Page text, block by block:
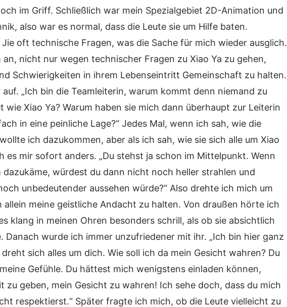
im Griff. Schließlich war mein Spezialgebiet 2D-Animation und
also war es normal, dass die Leute sie um Hilfe baten.
oft technische Fragen, was die Sache für mich wieder ausglich.
nicht nur wegen technischer Fragen zu Xiao Ya zu gehen,
Schwierigkeiten in ihrem Lebenseintritt Gemeinschaft zu halten.
„Ich bin die Teamleiterin, warum kommt denn niemand zu
Xiao Ya? Warum haben sie mich dann überhaupt zur Leiterin
in eine peinliche Lage?“ Jedes Mal, wenn ich sah, wie die
ich dazukommen, aber als ich sah, wie sie sich alle um Xiao
es mir sofort anders. „Du stehst ja schon im Mittelpunkt. Wenn
würdest du dann nicht noch heller strahlen und
unbedeutender aussehen würde?“ Also drehte ich mich um
allein meine geistliche Andacht zu halten. Von draußen hörte ich
klang in meinen Ohren besonders schrill, als ob sie absichtlich
Danach wurde ich immer unzufriedener mit ihr. „Ich bin hier ganz
sich alles um dich. Wie soll ich da mein Gesicht wahren? Du
Gefühle. Du hättest mich wenigstens einladen können,
zu geben, mein Gesicht zu wahren! Ich sehe doch, dass du mich
respektierst.“ Später fragte ich mich, ob die Leute vielleicht zu